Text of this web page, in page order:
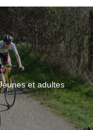
et adultes